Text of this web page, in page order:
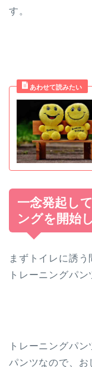
す。
一念発起し
ングを開始
まずトイレに誘
トレーニングパン
トレーニングパ
パンツなので、お